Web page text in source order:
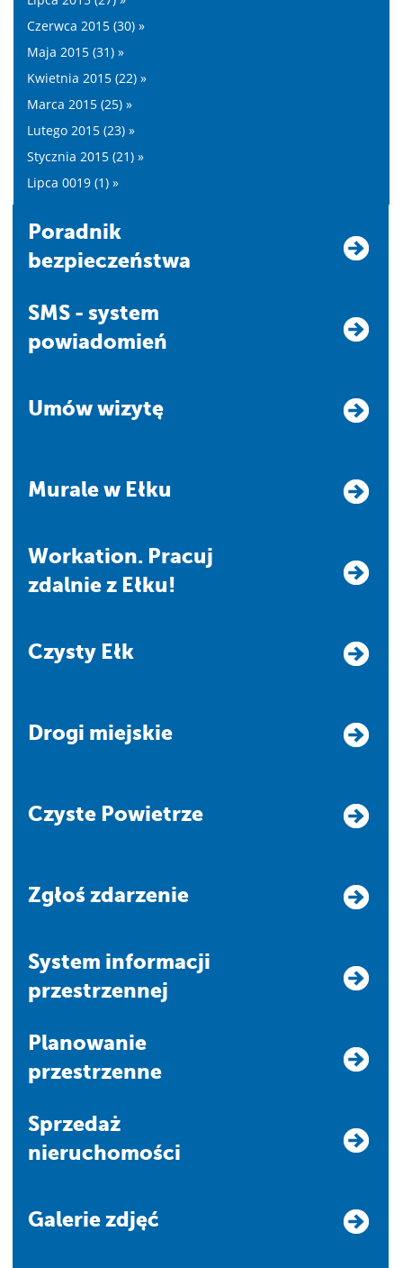
Czerwca 2015 (30) »
Maja 2015 (31) »
Kwietnia 2015 (22) »
Marca 2015 (25) »
Lutego 2015 (23) »
Stycznia 2015 (21) »
Lipca 0019 (1) »
Poradnik
bezpieczeństwa
SMS - system
powiadomień
Umów wizytę
Murale w Ełku
Workation. Pracuj
zdalnie z Ełku!
Czysty Ełk
Drogi miejskie
Czyste Powietrze
Zgłoś zdarzenie
system informacji
przestrzennej
Planowanie
przestrzenne
Sprzedaż
nieruchomości
Galerie zdjęć